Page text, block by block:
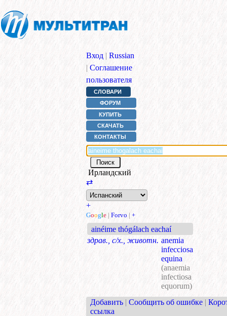
Вход | Russian
| Соглашение
пользователя
СЛОВАРИ
ФОРУМ
КУПИТЬ
СКАЧАТЬ
КОНТАКТЫ
Ирландский
⇄
+
Google | Forvo | +
ainéime thógálach eachaí
здрав., с/х., животн. anemia
infecciosa
equina
(anaemia
infectiosa
equorum)
Добавить | Сообщить об ошибке |
ссылка